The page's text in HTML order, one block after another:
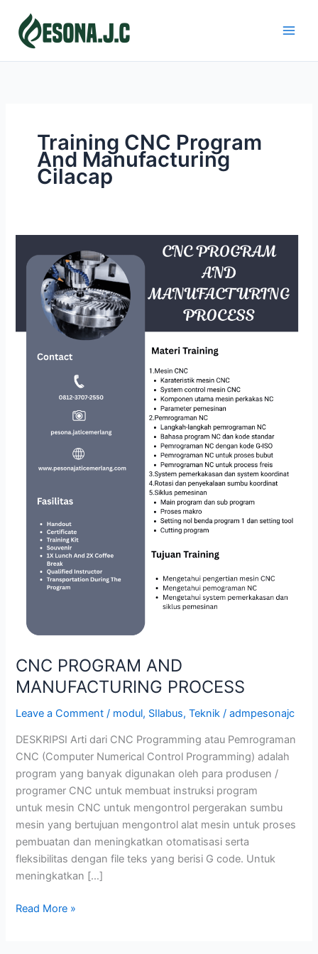
content
Training CNC Program
And Manufacturing
Cilacap
CNC PROGRAM AND
MANUFACTURING PROCESS
Leave a Comment / modul, SIlabus,Teknik /admpesonajc
DESKRIPSI Arti dari CNC Programming atau Pemrograman
CNC (Computer Numerical Control Programming) adalah
program yang banyak digunakan oleh para produsen /
programer CNC untuk membuat instruksi program
untuk mesin CNC untuk mengontrol pergerakan sumbu
mesin yang bertujuan mengontrol alat mesin untuk proses
pembuatan dan meningkatkan otomatisasi serta
fleksibilitas dengan file teks yang berisi G code. Untuk
meningkatkan […]
PROGRAM
MANUFACTURING
PROCESS
Read More »